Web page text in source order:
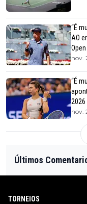
“É
AO
nov.
“É
2026
nov.
Últimos
TORNEIOS